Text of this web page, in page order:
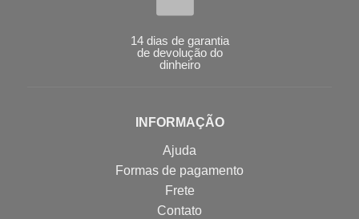
14 dias de garantia
de devolução do
dinheiro
INFORMAÇÃO
Ajuda
Formas de pagamento
Frete
Contato